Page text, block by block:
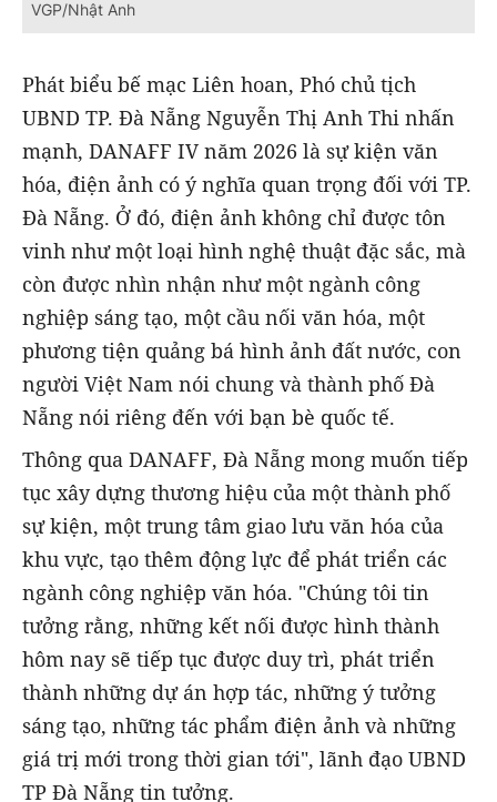
VGP/Nhật Anh
Phát biểu bế mạc Liên hoan, Phó chủ tịch
UBND TP. Đà Nẵng Nguyễn Thị Anh Thi nhấn
mạnh, DANAFF IV năm 2026 là sự kiện văn
hóa, điện ảnh có ý nghĩa quan trọng đối với TP.
Đà Nẵng. Ở đó, điện ảnh không chỉ được tôn
vinh như một loại hình nghệ thuật đặc sắc, mà
còn được nhìn nhận như một ngành công
nghiệp sáng tạo, một cầu nối văn hóa, một
phương tiện quảng bá hình ảnh đất nước, con
người Việt Nam nói chung và thành phố Đà
Nẵng nói riêng đến với bạn bè quốc tế.
Thông qua DANAFF, Đà Nẵng mong muốn tiếp
tục xây dựng thương hiệu của một thành phố
sự kiện, một trung tâm giao lưu văn hóa của
khu vực, tạo thêm động lực để phát triển các
ngành công nghiệp văn hóa. "Chúng tôi tin
tưởng rằng, những kết nối được hình thành
hôm nay sẽ tiếp tục được duy trì, phát triển
thành những dự án hợp tác, những ý tưởng
sáng tạo, những tác phẩm điện ảnh và những
giá trị mới trong thời gian tới", lãnh đạo UBND
TP Đà Nẵng tin tưởng.